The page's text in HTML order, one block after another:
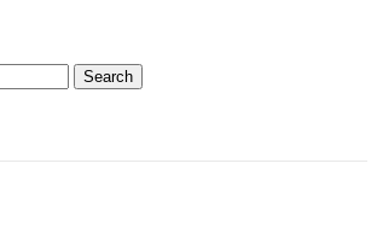
Search